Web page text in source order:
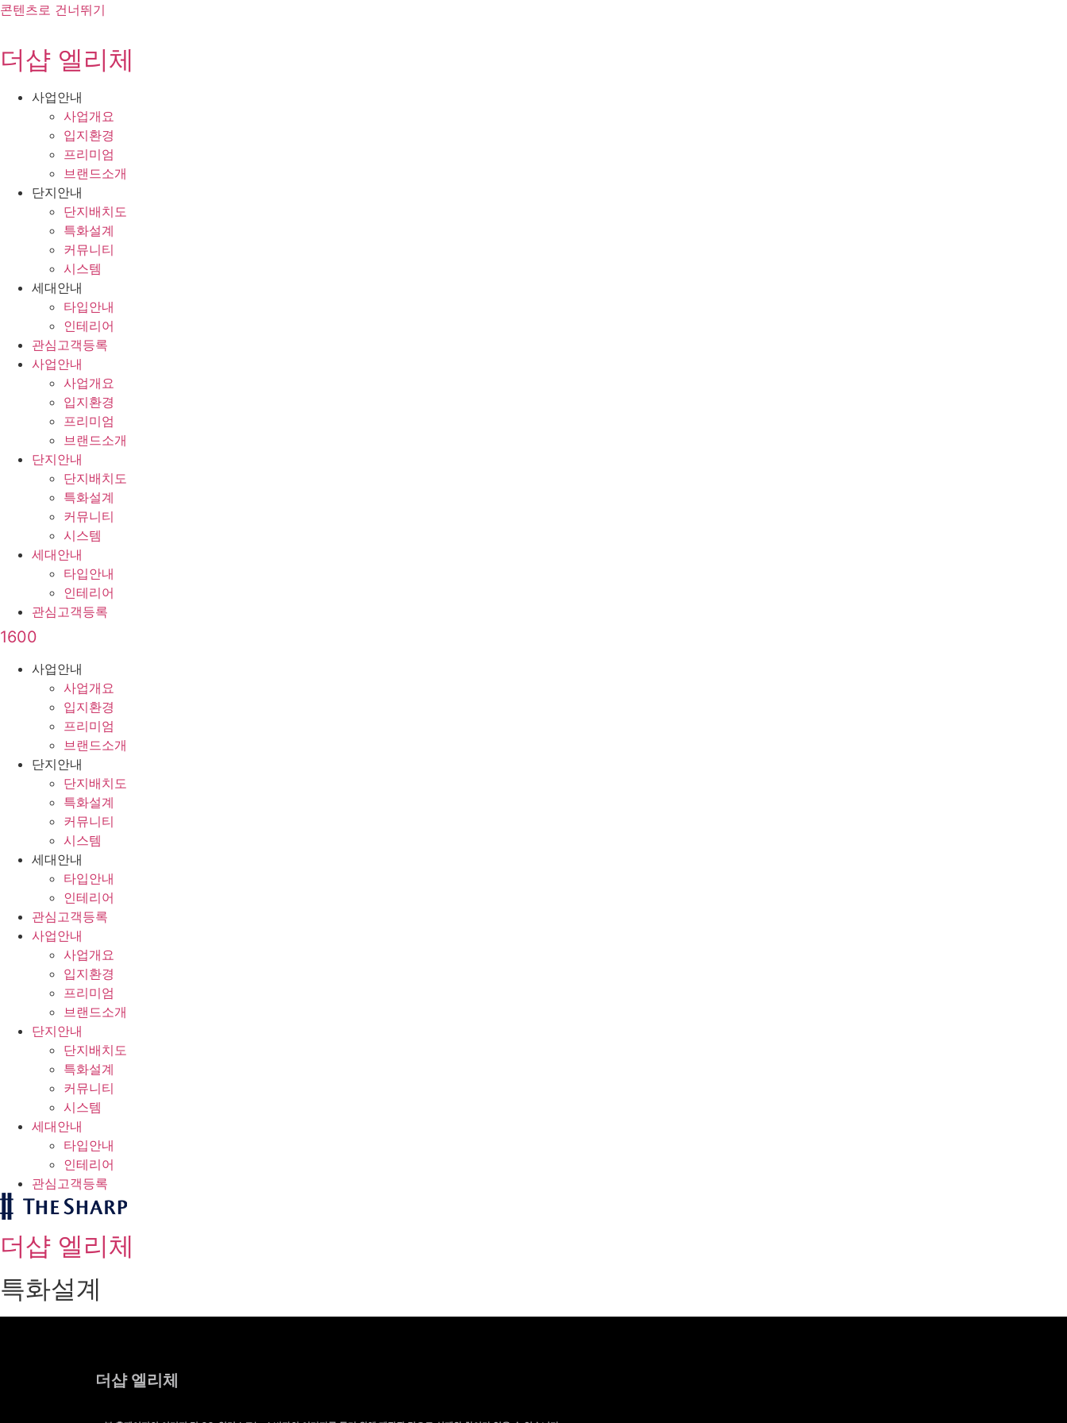
콘텐츠로 건너뛰기
더샵 엘리체
사업안내
사업개요
입지환경
프리미엄
브랜드소개
단지안내
단지배치도
특화설계
커뮤니티
시스템
세대안내
타입안내
인테리어
관심고객등록
사업안내
사업개요
입지환경
프리미엄
브랜드소개
단지안내
단지배치도
특화설계
커뮤니티
시스템
세대안내
타입안내
인테리어
관심고객등록
1600
사업안내
사업개요
입지환경
프리미엄
브랜드소개
단지안내
단지배치도
특화설계
커뮤니티
시스템
세대안내
타입안내
인테리어
관심고객등록
사업안내
사업개요
입지환경
프리미엄
브랜드소개
단지안내
단지배치도
특화설계
커뮤니티
시스템
세대안내
타입안내
인테리어
관심고객등록
더샵 엘리체
특화설계
더샵 엘리체